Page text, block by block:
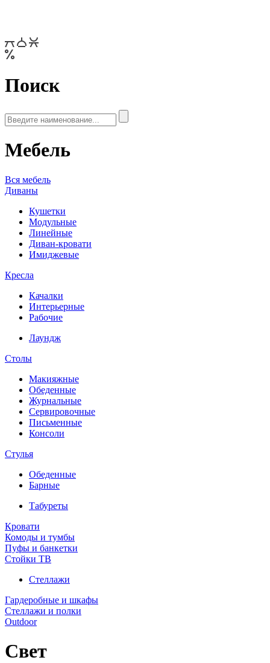
Поиск
Мебель
Вся мебель
Диваны
Кушетки
Модульные
Линейные
Диван-кровати
Имиджевые
Кресла
Качалки
Интерьерные
Рабочие
Лаундж
Столы
Макияжные
Обеденные
Журнальные
Сервировочные
Письменные
Консоли
Стулья
Обеденные
Барные
Табуреты
Кровати
Комоды и тумбы
Пуфы и банкетки
Стойки ТВ
Стеллажи
Гардеробные и шкафы
Стеллажи и полки
Outdoor
Свет